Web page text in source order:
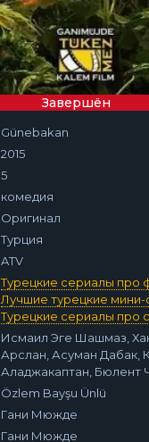
Завершён
Günebakan
2015
5
комедия
Оригинал
Турция
ATV
Турецкие сериалы про
Лучшие турецкие
Турецкие сериалы про
Исмаил Эге Шашмаз,
Арслан, Асуман Дабак,
Аладжакаптан, Бюлент
Özlem Bayşu Ünlü
Гани Мюжде
Гани Мюжде